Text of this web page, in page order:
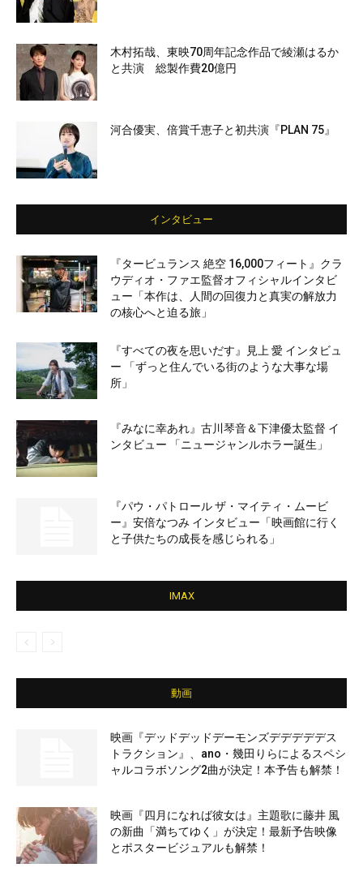
木村拓哉、東映70周年記念作品で綾瀬はるか
と共演 総製作費20億円
河合優実、倍賞千恵子と初共演『PLAN 75』
インタビュー
『タービュランス 絶空 16,000フィート』クラ
ウディオ・ファエ監督オフィシャルインタビ
ュー「本作は、人間の回復力と真実の解放力
の核心へと迫る旅」
『すべての夜を思いだす』見上 愛 インタビュ
ー 「ずっと住んでいる街のような大事な場
所」
『みなに幸あれ』古川琴音＆下津優太監督 イ
ンタビュー 「ニュージャンルホラー誕生」
『パウ・パトロール ザ・マイティ・ムービ
ー』安倍なつみ インタビュー「映画館に行く
と子供たちの成長を感じられる」
IMAX
動画
映画『デッドデッドデーモンズデデデデデス
トラクション』、ano・幾田りらによるスペシ
ャルコラボソング2曲が決定！本予告も解禁！
映画『四月になれば彼女は』主題歌に藤井 風
の新曲「満ちてゆく」が決定！最新予告映像
とポスタービジュアルも解禁！